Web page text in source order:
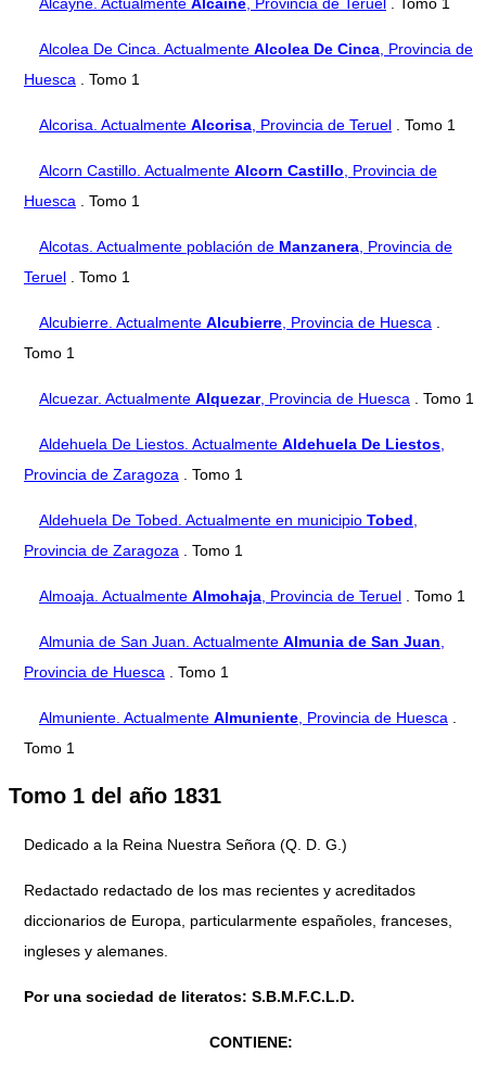
Alcolea De Cinca. Actualmente Alcolea De Cinca , Provincia de
Huesca . Tomo 1
Alcorisa. Actualmente Alcorisa , Provincia de Teruel . Tomo 1
Alcorn Castillo. Actualmente Alcorn Castillo , Provincia de
Huesca . Tomo 1
Alcotas. Actualmente población de Manzanera , Provincia de
Teruel . Tomo 1
Alcubierre. Actualmente Alcubierre , Provincia de Huesca
Tomo 1
Alcuezar. Actualmente Alquezar, Provincia de Huesca . Tomo 1
Aldehuela De Liestos. Actualmente Aldehuela De Liestos
Provincia de Zaragoza . Tomo 1
Aldehuela De Tobed. Actualmente en municipio Tobed
Provincia de Zaragoza . Tomo 1
Almoaja. Actualmente Almohaja , Provincia de Teruel . Tomo 1
Almunia de San Juan. Actualmente Almunia de San Juan
Provincia de Huesca . Tomo 1
Almuniente. Actualmente Almuniente , Provincia de Huesca
Tomo 1
Tomo 1 del año 1831
Dedicado a la Reina Nuestra Señora (Q. D. G.)
Redactado redactado de los mas recientes y acreditados
diccionarios de Europa, particularmente españoles, franceses,
ingleses y alemanes.
Por una sociedad de literatos: S.B.M.F.C.L.D.
CONTIENE: